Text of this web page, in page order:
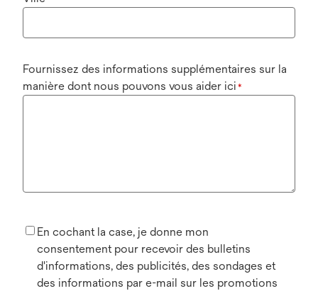
Fournissez des informations supplémentaires sur la
manière dont nous pouvons vous aider ici *
En cochant la case, je donne mon
consentement pour recevoir des bulletins
d'informations, des publicités, des sondages et
des informations par e-mail sur les promotions